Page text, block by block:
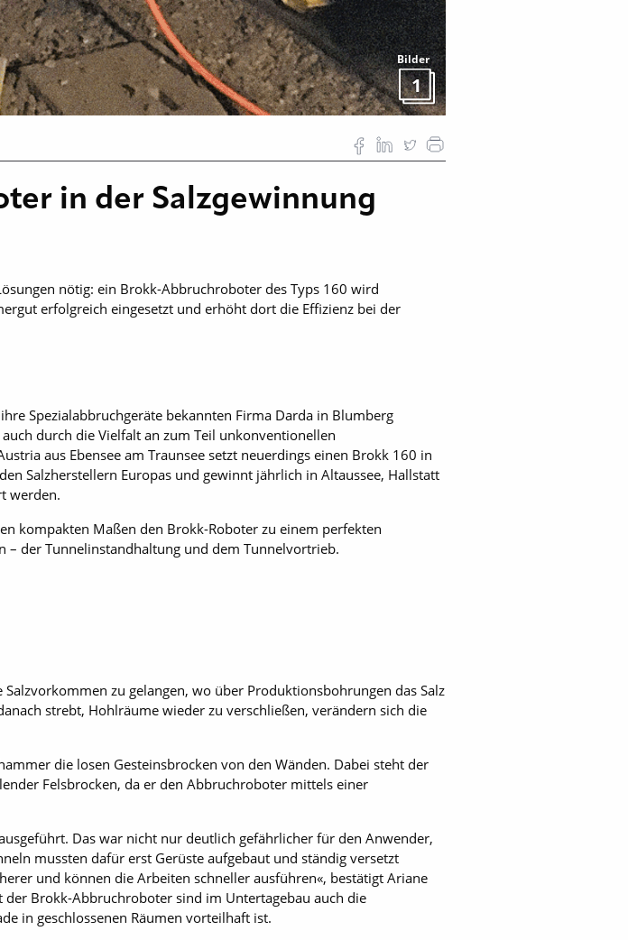
Bilder
1
in der Salzgewinnung
nötig: ein Brokk-Abbruchroboter des Typs 160 wird
erfolgreich eingesetzt und erhöht dort die Effizienz bei der
Spezialabbruchgeräte bekannten Firma Darda in Blumberg
durch die Vielfalt an zum Teil unkonventionellen
aus Ebensee am Traunsee setzt neuerdings einen Brokk 160 in
Salzherstellern Europas und gewinnt jährlich in Altaussee, Hallstatt
werden.
kompakten Maßen den Brokk-Roboter zu einem perfekten
– der Tunnelinstandhaltung und dem Tunnelvortrieb.
zu gelangen, wo über Produktionsbohrungen das Salz
strebt, Hohlräume wieder zu verschließen, verändern sich die
die losen Gesteinsbrocken von den Wänden. Dabei steht der
Felsbrocken, da er den Abbruchroboter mittels einer
Das war nicht nur deutlich gefährlicher für den Anwender,
mussten dafür erst Gerüste aufgebaut und ständig versetzt
und können die Arbeiten schneller ausführen«, bestätigt Ariane
Brokk-Abbruchroboter sind im Untertagebau auch die
in geschlossenen Räumen vorteilhaft ist.